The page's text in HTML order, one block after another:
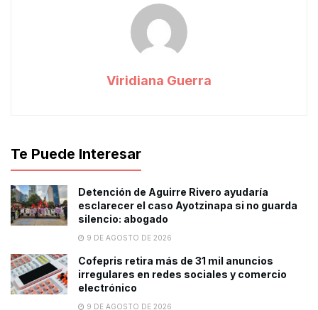
Viridiana Guerra
Te Puede Interesar
Detención de Aguirre Rivero ayudaría
esclarecer el caso Ayotzinapa si no guarda
silencio: abogado
9 DE AGOSTO DE 2026
Cofepris retira más de 31 mil anuncios
irregulares en redes sociales y comercio
electrónico
9 DE AGOSTO DE 2026